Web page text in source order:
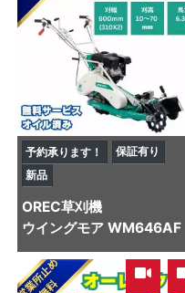
予約承ります！
保証有り
新品
OREC草刈機
ウイングモア WM646AF
,